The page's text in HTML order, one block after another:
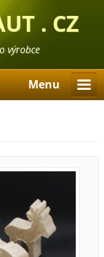
. CZ
výrobce
Menu